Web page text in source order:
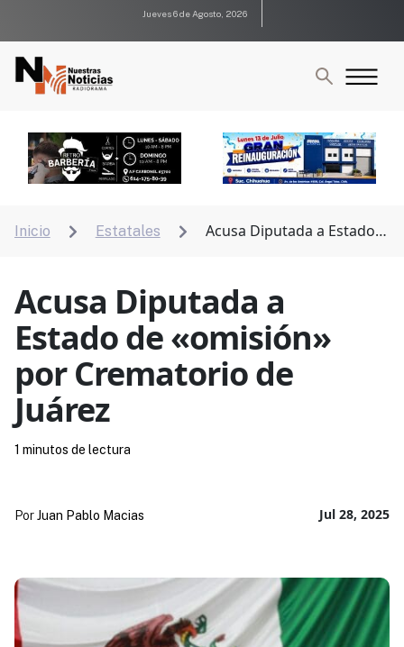
Jueves 6 de Agosto, 2026
Inicio  Estatales 
Acusa Diputada a Estado
Acusa Diputada a
Estado de «omisión»
por Crematorio de
Juárez
Jul 28, 2025
PorJuan Pablo Macias
1 minutos de lectura